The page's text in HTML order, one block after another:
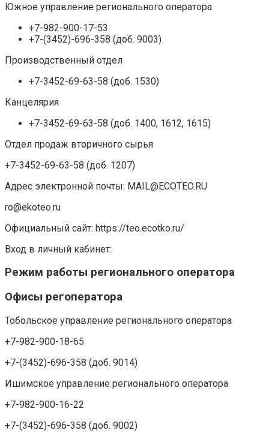
Южное управление регионального оператора
+7-982-900-17-53
+7-(3452)-696-358 (доб. 9003)
Производственный отдел
+7-3452-69-63-58 (доб. 1530)
Канцелярия
+7-3452-69-63-58 (доб. 1400, 1612, 1615)
Отдел продаж вторичного сырья
+7-3452-69-63-58 (доб. 1207)
Адрес электронной почты: MAIL@ECOTEO.RU
ro@ekoteo.ru
Официальный сайт: https://teo.ecotko.ru/
Вход в личный кабинет:
Режим работы регионального оператора
Офисы регоператора
Тобольское управление регионального оператора
+7-982-900-18-65
+7-(3452)-696-358 (доб. 9014)
Ишимское управление регионального оператора
+7-982-900-16-22
+7-(3452)-696-358 (доб. 9002)